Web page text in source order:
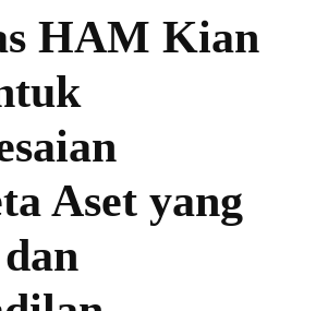
HAM Kian
Aset yang